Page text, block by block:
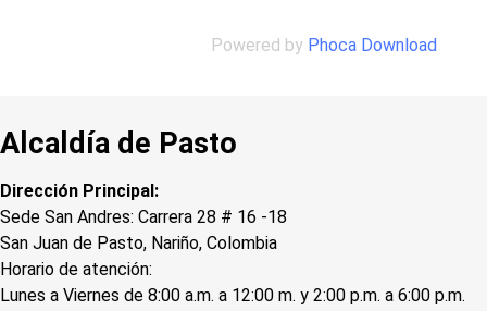
Powered by Phoca Download
Alcaldía de Pasto
Dirección Principal:
Sede San Andres: Carrera 28 # 16 -18
San Juan de Pasto, Nariño, Colombia
Horario de atención:
Lunes a Viernes de 8:00 a.m. a 12:00 m. y 2:00 p.m. a 6:00 p.m.